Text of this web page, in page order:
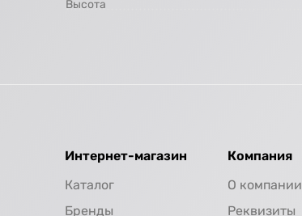
Высота
Интернет-магазин
Каталог
Бренды
Компания
О компании
Реквизиты